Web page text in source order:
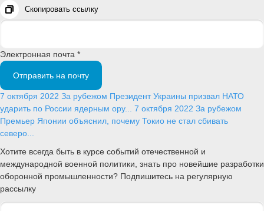
Скопировать ссылку
Электронная почта *
Отправить на почту
7 октября 2022 За рубежом Президент Украины призвал НАТО
ударить по России ядерным ору... 7 октября 2022 За рубежом
Премьер Японии объяснил, почему Токио не стал сбивать
северо...
Хотите всегда быть в курсе событий отечественной и
международной военной политики, знать про новейшие разработки
оборонной промышленности? Подпишитесь на регулярную
рассылку